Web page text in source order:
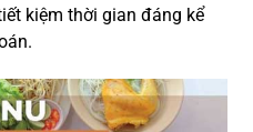
kiệm thời gian đáng kể